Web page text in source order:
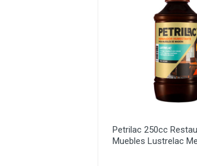
Petrilac 250cc
Muebles Lustrelac